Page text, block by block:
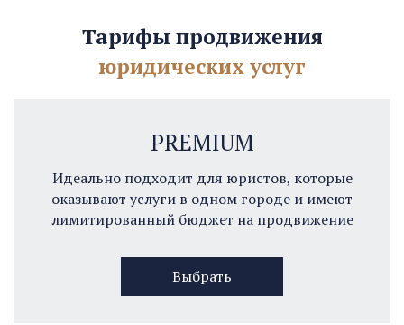
Тарифы продвижения
юридических услуг
PREMIUM
Идеально подходит для юристов, которые
оказывают услуги в одном городе и имеют
лимитированный бюджет на продвижение
Выбрать